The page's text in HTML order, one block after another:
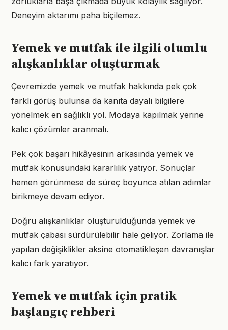
Deneyim aktarımı paha biçilemez.
Yemek ve mutfak ile ilgili olumlu
alışkanlıklar oluşturmak
Çevremizde yemek ve mutfak hakkında pek çok
farklı görüş bulunsa da kanıta dayalı bilgilere
yönelmek en sağlıklı yol. Modaya kapılmak yerine
kalıcı çözümler aranmalı.
Pek çok başarı hikâyesinin arkasında yemek ve
mutfak konusundaki kararlılık yatıyor. Sonuçlar
hemen görünmese de süreç boyunca atılan adımlar
birikmeye devam ediyor.
Doğru alışkanlıklar oluşturulduğunda yemek ve
mutfak çabası sürdürülebilir hale geliyor. Zorlama ile
yapılan değişiklikler aksine otomatikleşen davranışlar
kalıcı fark yaratıyor.
Yemek ve mutfak için pratik
başlangıç rehberi